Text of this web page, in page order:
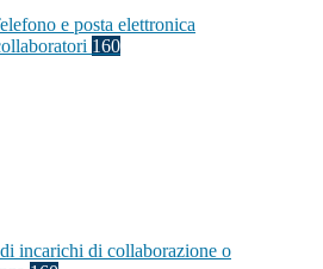
e posta elettronica
160
incarichi di collaborazione o